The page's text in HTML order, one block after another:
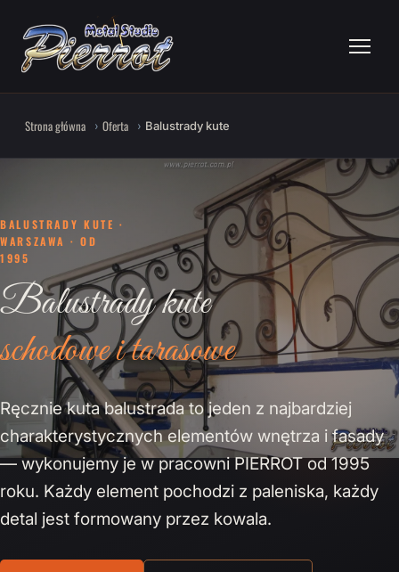
Strona główna Oferta Balustrady kute
BALUSTRADY KUTE ·
WARSZAWA · OD
1995
Balustrady kute
schodowe i tarasowe
Ręcznie kuta balustrada to jeden z najbardziej
charakterystycznych elementów wnętrza i fasady
— wykonujemy je w pracowni PIERROT od 1995
roku. Każdy element pochodzi z paleniska, każdy
detal jest formowany przez kowala.